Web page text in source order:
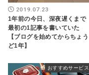
2019.07.23
1年前の今日、深夜遅くまで
最初の1記事を書いていた
【ブログを始めてからちょう
ど1年】
おすすめサービス